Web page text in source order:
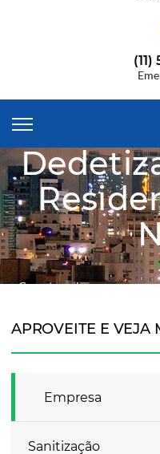
Garanta mais segurança e
APROVEITE E VEJA
Empresa
Sanitização